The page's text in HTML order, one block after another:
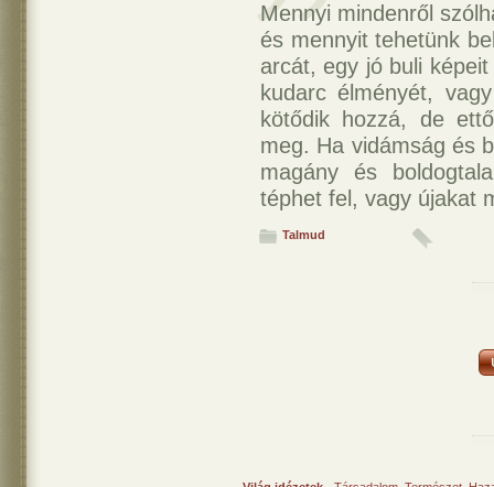
Mennyi mindenről
és mennyit tehetünk
arcát, egy jó buli
kudarc élményét,
kötődik hozzá, de
meg. Ha vidámság és
magány és
téphet fel, vagy újakat
Talmud